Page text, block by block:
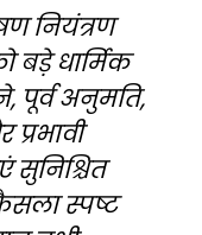
नियंत्रण
बड़े धार्मिक
पूर्व अनुमति,
प्रभावी
सुनिश्चित
स्पष्ट